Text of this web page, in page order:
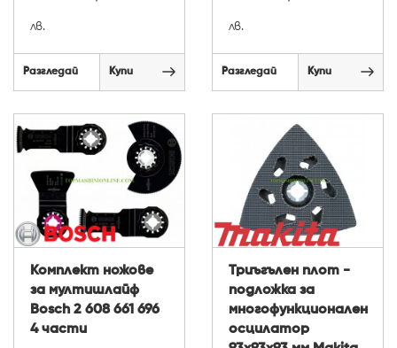
лв.
Разгледай Купи
лв.
Разгледай Купи
Комплект ножове
за мултишлайф
Bosch 2 608 661 696
4 части
Триъгълен плот -
подложка за
многофункционален
осцилатор